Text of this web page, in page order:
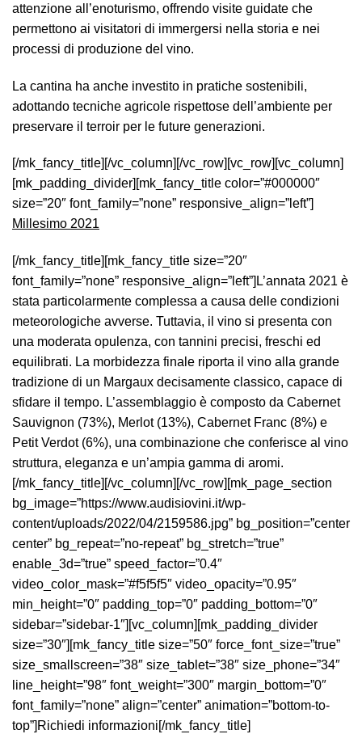
attenzione all’enoturismo, offrendo visite guidate che
permettono ai visitatori di immergersi nella storia e nei
processi di produzione del vino.
La cantina ha anche investito in pratiche sostenibili,
adottando tecniche agricole rispettose dell’ambiente per
preservare il terroir per le future generazioni.
[/mk_fancy_title][/vc_column][/vc_row][vc_row][vc_column]
[mk_padding_divider][mk_fancy_title color=”#000000″
size=”20″ font_family=”none” responsive_align=”left”]
Millesimo 2021
[/mk_fancy_title][mk_fancy_title size=”20″
font_family=”none” responsive_align=”left”]L’annata 2021 è
stata particolarmente complessa a causa delle condizioni
meteorologiche avverse. Tuttavia, il vino si presenta con
una moderata opulenza, con tannini precisi, freschi ed
equilibrati. La morbidezza finale riporta il vino alla grande
tradizione di un Margaux decisamente classico, capace di
sfidare il tempo. L’assemblaggio è composto da Cabernet
Sauvignon (73%), Merlot (13%), Cabernet Franc (8%) e
Petit Verdot (6%), una combinazione che conferisce al vino
struttura, eleganza e un’ampia gamma di aromi.
[/mk_fancy_title][/vc_column][/vc_row][mk_page_section
bg_image=”https://www.audisiovini.it/wp-
content/uploads/2022/04/2159586.jpg” bg_position=”center
center” bg_repeat=”no-repeat” bg_stretch=”true”
enable_3d=”true” speed_factor=”0.4″
video_color_mask=”#f5f5f5″ video_opacity=”0.95″
min_height=”0″ padding_top=”0″ padding_bottom=”0″
sidebar=”sidebar-1″][vc_column][mk_padding_divider
size=”30″][mk_fancy_title size=”50″ force_font_size=”true”
size_smallscreen=”38″ size_tablet=”38″ size_phone=”34″
line_height=”98″ font_weight=”300″ margin_bottom=”0″
font_family=”none” align=”center” animation=”bottom-to-
top”]Richiedi informazioni[/mk_fancy_title]